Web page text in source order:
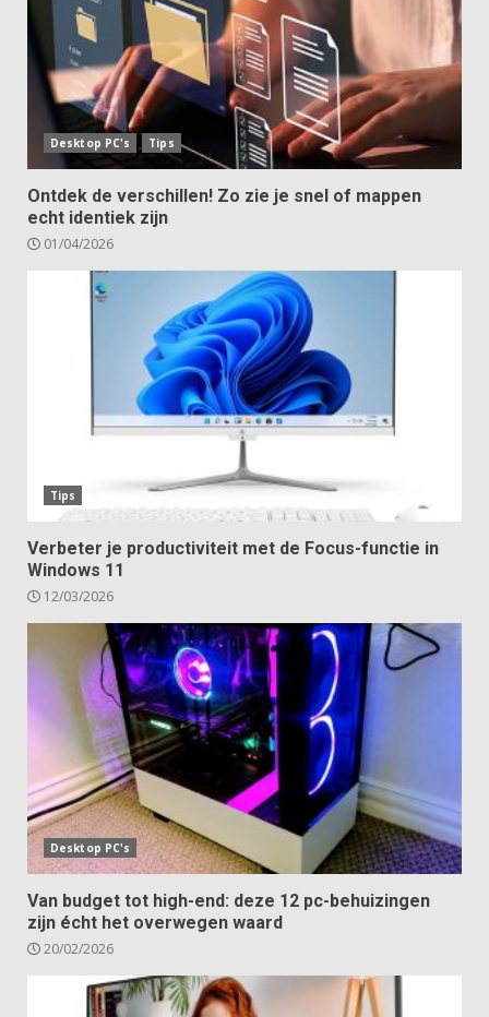
Desktop PC's Tips
Ontdek de verschillen! Zo zie je snel of mappen
echt identiek zijn
01/04/2026
Tips
Verbeter je productiviteit met de Focus-functie in
Windows 11
12/03/2026
Desktop PC's
Van budget tot high-end: deze 12 pc-behuizingen
zijn écht het overwegen waard
20/02/2026